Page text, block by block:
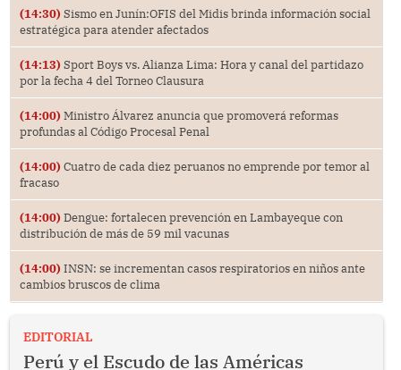
(14:30) Sismo en Junín:OFIS del Midis brinda información social
estratégica para atender afectados
(14:13) Sport Boys vs. Alianza Lima: Hora y canal del partidazo
por la fecha 4 del Torneo Clausura
(14:00) Ministro Álvarez anuncia que promoverá reformas
profundas al Código Procesal Penal
(14:00) Cuatro de cada diez peruanos no emprende por temor al
fracaso
(14:00) Dengue: fortalecen prevención en Lambayeque con
distribución de más de 59 mil vacunas
(14:00) INSN: se incrementan casos respiratorios en niños ante
cambios bruscos de clima
EDITORIAL
Perú y el Escudo de las Américas